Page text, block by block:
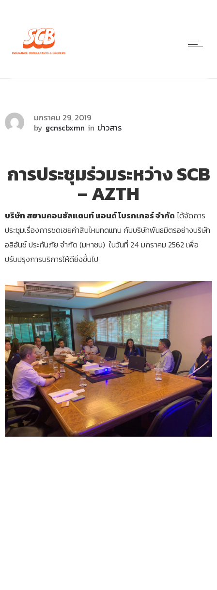
มกราคม 29, 2019
by gcnscbxmn in ข่าวสาร
การประชุมร่วมระหว่าง SCB
– AZTH
บริษัท สยามคอนซัลแตนท์ แอนด์ โบรกเกอร์ จำกัด ได้จัดการ
ประชุมเรื่องการชดเชยค่าสินไหมทดแทน กับบริษัทพันธมิตรอย่างบริษัท
อลิอันซ์ ประกันภัย จำกัด (มหาชน) ในวันที่ 24 มกราคม 2562 เพื่อ
ปรับปรุงการบริการให้ดียิ่งขึ้นไป